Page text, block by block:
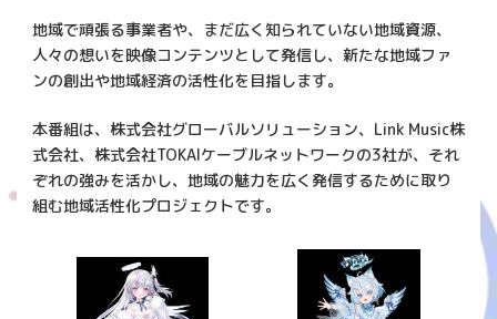
地域で頑張る事業者や、まだ広く知られていない地域資源、
人々の想いを映像コンテンツとして発信し、新たな地域ファ
ンの創出や地域経済の活性化を目指します。
本番組は、株式会社グローバルソリューション、Link Music株
式会社、株式会社TOKAIケーブルネットワークの3社が、それ
ぞれの強みを活かし、地域の魅力を広く発信するために取り
組む地域活性化プロジェクトです。